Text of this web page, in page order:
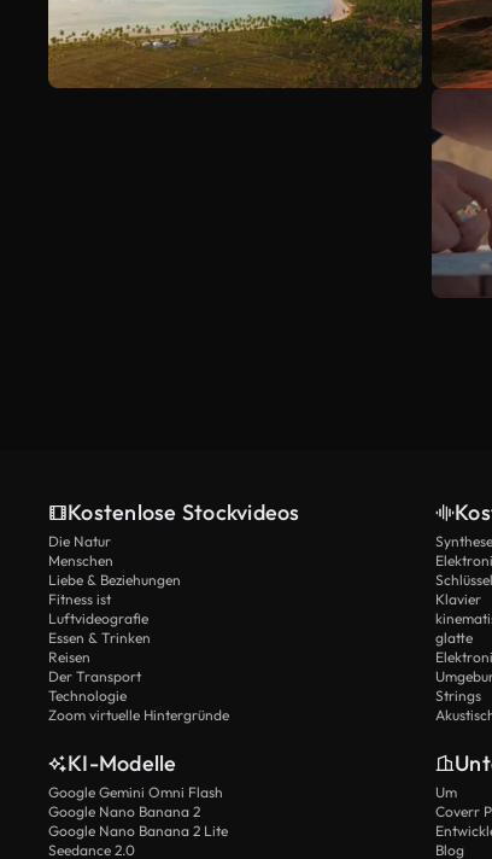
Kostenlose Stockvideos
Die Natur
Menschen
Liebe & Beziehungen
Fitness ist
Luftvideografie
Essen & Trinken
Reisen
Der Transport
Technologie
Zoom virtuelle Hintergründe
Synthese
Schlüssel
Klavier
glatte
Strings
KI-Modelle
Google Gemini Omni Flash
Google Nano Banana 2
Google Nano Banana 2 Lite
Seedance 2.0
Um
Coverr
Blog